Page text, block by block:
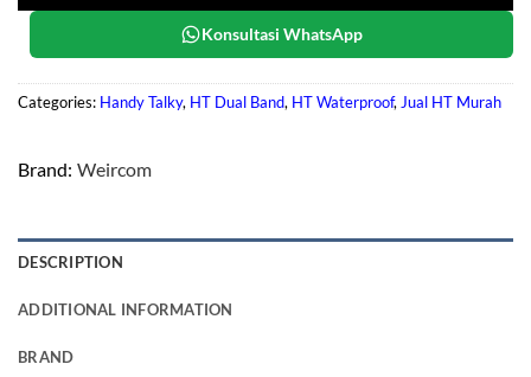
Konsultasi WhatsApp
Categories: Handy Talky, HT Dual Band, HT Waterproof, Jual HT Murah
Brand: Weircom
DESCRIPTION
ADDITIONAL INFORMATION
BRAND